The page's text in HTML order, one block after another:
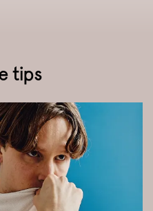
tips